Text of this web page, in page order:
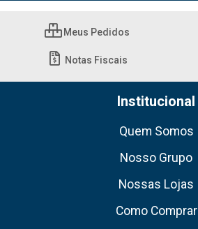
Meus Pedidos
Notas Fiscais
Institucional
Quem Somos
Nosso Grupo
Nossas Lojas
Como Comprar